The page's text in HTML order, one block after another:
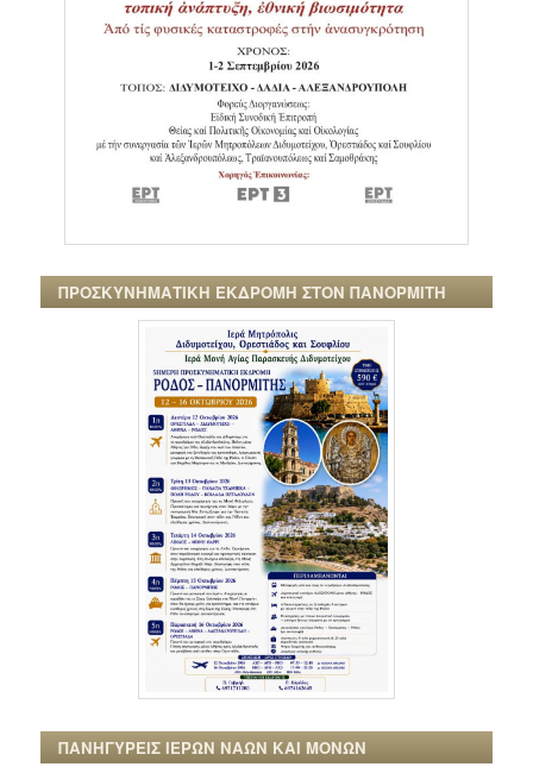
ΠΡΟΣΚΥΝΗΜΑΤΙΚΗ ΕΚΔΡΟΜΗ ΣΤΟΝ ΠΑΝΟΡΜΙΤΗ
ΠΑΝΗΓΥΡΕΙΣ ΙΕΡΩΝ ΝΑΩΝ ΚΑΙ ΜΟΝΩΝ